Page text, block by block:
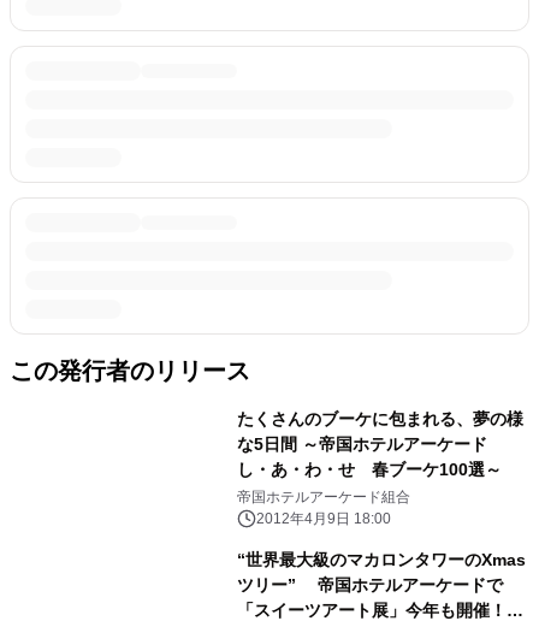
この発行者のリリース
たくさんのブーケに包まれる、夢の様
な5日間 ～帝国ホテルアーケード
し・あ・わ・せ 春ブーケ100選～
帝国ホテルアーケード組合
2012年4月9日 18:00
“世界最大級のマカロンタワーのXmas
ツリー” 帝国ホテルアーケードで
「スイーツアート展」今年も開催！